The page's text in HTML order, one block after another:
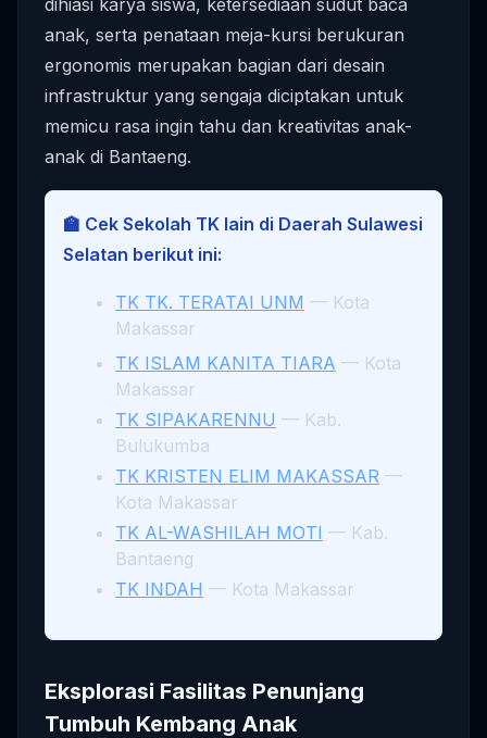
anak, serta penataan meja-kursi berukuran
ergonomis merupakan bagian dari desain
infrastruktur yang sengaja diciptakan untuk
memicu rasa ingin tahu dan kreativitas anak-
anak di Bantaeng.
🏫 Cek Sekolah TK lain di Daerah Sulawesi
Selatan berikut ini:
TK TK. TERATAI UNM — Kota
Makassar
TK ISLAM KANITA TIARA — Kota
Makassar
TK SIPAKARENNU — Kab.
Bulukumba
TK KRISTEN ELIM MAKASSAR —
Kota Makassar
TK AL-WASHILAH MOTI — Kab.
Bantaeng
TK INDAH — Kota Makassar
Eksplorasi Fasilitas Penunjang
Tumbuh Kembang Anak